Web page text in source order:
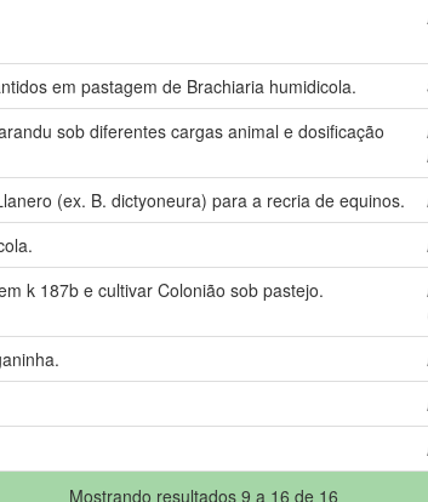
em pastagem de Brachiaria humidicola.
sob diferentes cargas animal e dosificação
(ex. B. dictyoneura) para a recria de equinos.
k 187b e cultivar Colonião sob pastejo.
Mostrando resultados 9 a 16 de 16